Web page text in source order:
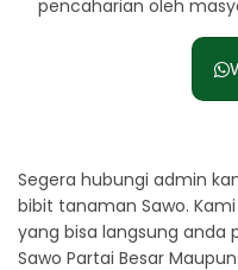
pencaharian oleh
Segera hubungi admin
bibit tanaman Sawo.
yang bisa langsung anda
Sawo Partai Besar